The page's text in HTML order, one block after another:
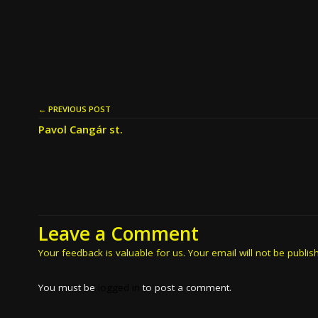
← PREVIOUS POST
Pavol Cangár st.
Leave a Comment
Your feedback is valuable for us. Your email will not be
You must be to post a comment.